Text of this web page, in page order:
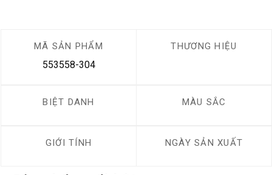
MÃ SẢN PHẨM
553558-304
THƯƠNG HIỆU
BIỆT DANH MÀU SẮC
GIỚI TÍNH NGÀY SẢN XUẤT